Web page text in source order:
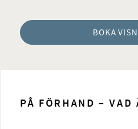
BOKA
PÅ FÖRHAND – VAD